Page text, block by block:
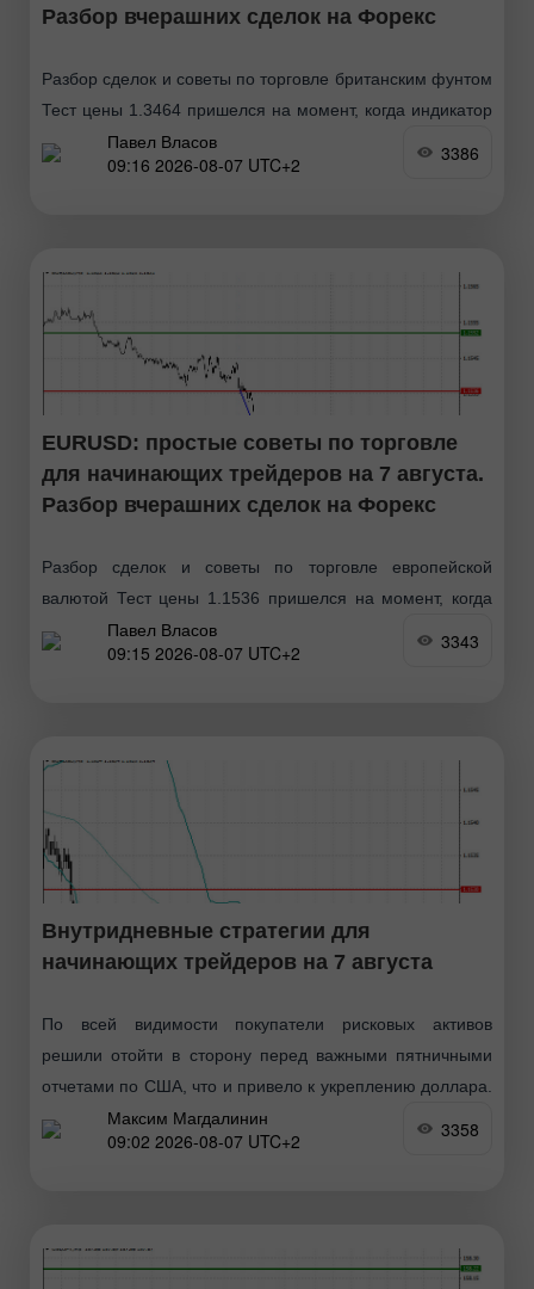
Разбор вчерашних сделок на Форекс
Разбор сделок и советы по торговле британским фунтом
Тест цены 1.3464 пришелся на момент, когда индикатор
MACD только начинал движение вверх от нулевой
отметки, что стало подтверждением правильной точки
Павел Власов
09:16 2026-08-07 UTC+2
3386
EURUSD: простые советы по торговле
для начинающих трейдеров на 7 августа.
Разбор вчерашних сделок на Форекс
Разбор сделок и советы по торговле европейской
валютой Тест цены 1.1536 пришелся на момент, когда
индикатор MACD только начинал движение вниз от
нулевой отметки, что стало подтверждением правильной
Павел Власов
09:15 2026-08-07 UTC+2
3343
Внутридневные стратегии для
начинающих трейдеров на 7 августа
По всей видимости покупатели рисковых активов
решили отойти в сторону перед важными пятничными
отчетами по США, что и привело к укреплению доллара.
Вчерашний отчёт по рынку труда также оказал
поддержку
Максим Магдалинин
09:02 2026-08-07 UTC+2
3358